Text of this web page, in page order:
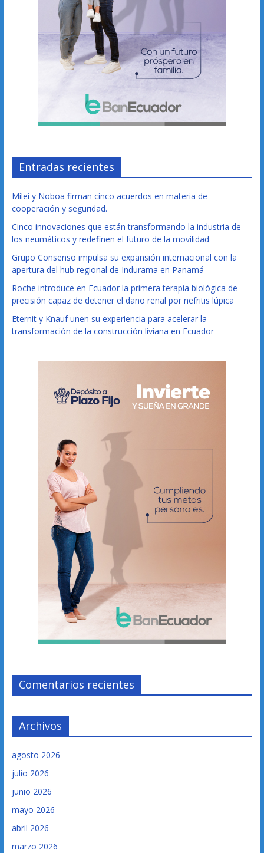
Entradas recientes
Milei y Noboa firman cinco acuerdos en materia de
cooperación y seguridad.
Cinco innovaciones que están transformando la industria de
los neumáticos y redefinen el futuro de la movilidad
Grupo Consenso impulsa su expansión internacional con la
apertura del hub regional de Indurama en Panamá
Roche introduce en Ecuador la primera terapia biológica de
precisión capaz de detener el daño renal por nefritis lúpica
Eternit y Knauf unen su experiencia para acelerar la
transformación de la construcción liviana en Ecuador
Comentarios recientes
Archivos
agosto 2026
julio 2026
junio 2026
mayo 2026
abril 2026
marzo 2026